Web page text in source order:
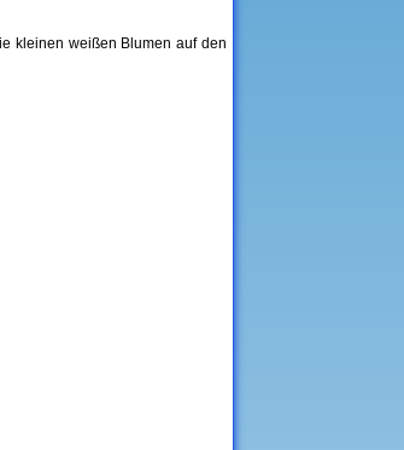
kleinen weißen Blumen auf den